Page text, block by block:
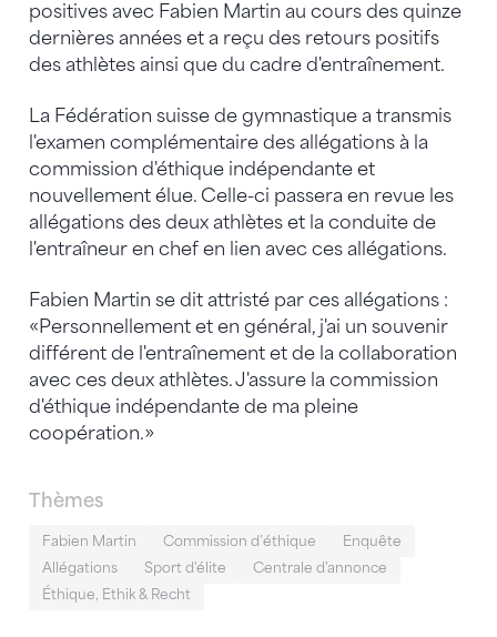
positives avec Fabien Martin au cours des quinze
dernières années et a reçu des retours positifs
des athlètes ainsi que du cadre d'entraînement.
La Fédération suisse de gymnastique a transmis
l'examen complémentaire des allégations à la
commission d'éthique indépendante et
nouvellement élue. Celle-ci passera en revue les
allégations des deux athlètes et la conduite de
l'entraîneur en chef en lien avec ces allégations.
Fabien Martin se dit attristé par ces allégations :
«Personnellement et en général, j'ai un souvenir
différent de l'entraînement et de la collaboration
avec ces deux athlètes. J'assure la commission
d'éthique indépendante de ma pleine
coopération.»
Thèmes
Fabien Martin Commission d’éthique
Enquête
Allégations
Sport d'élite
Centrale d'annonce
Éthique, Ethik & Recht